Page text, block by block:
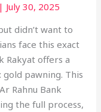
| July 30, 2025
didn’t want to
face this exact
Rakyat offers a
pawning. This
Rahnu Bank
the full process,